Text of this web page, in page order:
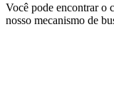
Você pode encontrar o
nosso mecanismo de